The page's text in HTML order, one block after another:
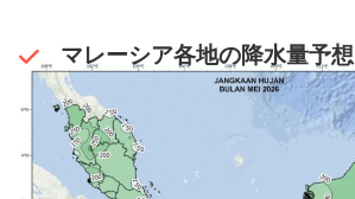
マレーシア各地の降水量予想